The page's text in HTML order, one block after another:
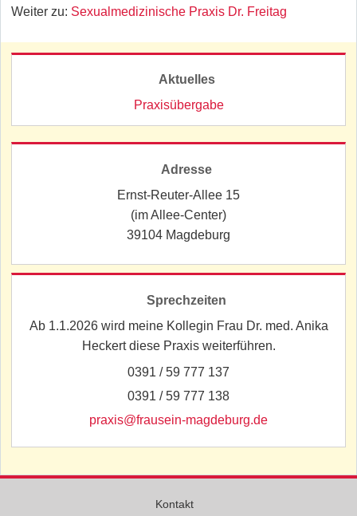
Weiter zu: Sexualmedizinische Praxis Dr. Freitag
Aktuelles
Praxisübergabe
Adresse
Ernst-Reuter-Allee 15
(im Allee-Center)
39104 Magdeburg
Sprechzeiten
Ab 1.1.2026 wird meine Kollegin Frau Dr. med. Anika
Heckert diese Praxis weiterführen.
0391 / 59 777 137
0391 / 59 777 138
praxis@frausein-magdeburg.de
Navigation
Kontakt